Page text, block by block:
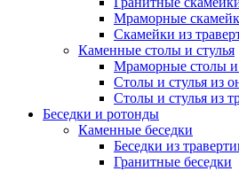
Мраморные
Скамейки из
Каменные столы и стулья
Мраморные столы и
Столы и стулья из
Столы и стулья из
Беседки и ротонды
Каменные беседки
Беседки из
Гранитные беседки